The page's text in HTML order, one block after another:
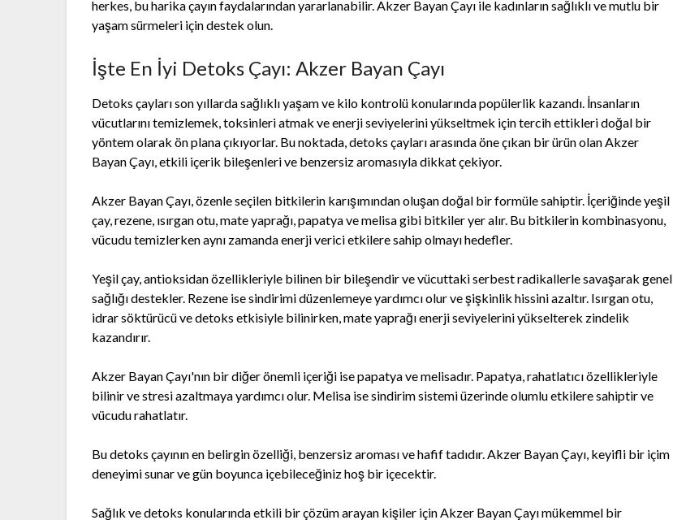
herkes, bu harika çayın faydalarından yararlanabilir. Akzer Bayan Çayı ile kadınların sağlıklı ve mutlu bir
yaşam sürmeleri için destek olun.
İşte En İyi Detoks Çayı: Akzer Bayan Çayı
Detoks çayları son yıllarda sağlıklı yaşam ve kilo kontrolü konularında popülerlik kazandı. İnsanların
vücutlarını temizlemek, toksinleri atmak ve enerji seviyelerini yükseltmek için tercih ettikleri doğal bir
yöntem olarak ön plana çıkıyorlar. Bu noktada, detoks çayları arasında öne çıkan bir ürün olan Akzer
Bayan Çayı, etkili içerik bileşenleri ve benzersiz aromasıyla dikkat çekiyor.
Akzer Bayan Çayı, özenle seçilen bitkilerin karışımından oluşan doğal bir formüle sahiptir. İçeriğinde yeşil
çay, rezene, ısırgan otu, mate yaprağı, papatya ve melisa gibi bitkiler yer alır. Bu bitkilerin kombinasyonu,
vücudu temizlerken aynı zamanda enerji verici etkilere sahip olmayı hedefler.
Yeşil çay, antioksidan özellikleriyle bilinen bir bileşendir ve vücuttaki serbest radikallerle savaşarak genel
sağlığı destekler. Rezene ise sindirimi düzenlemeye yardımcı olur ve şişkinlik hissini azaltır. Isırgan otu,
idrar söktürücü ve detoks etkisiyle bilinirken, mate yaprağı enerji seviyelerini yükselterek zindelik
kazandırır.
Akzer Bayan Çayı'nın bir diğer önemli içeriği ise papatya ve melisadır. Papatya, rahatlatıcı özellikleriyle
bilinir ve stresi azaltmaya yardımcı olur. Melisa ise sindirim sistemi üzerinde olumlu etkilere sahiptir ve
vücudu rahatlatır.
Bu detoks çayının en belirgin özelliği, benzersiz aroması ve hafif tadıdır. Akzer Bayan Çayı, keyifli bir içim
deneyimi sunar ve gün boyunca içebileceğiniz hoş bir içecektir.
Sağlık ve detoks konularında etkili bir çözüm arayan kişiler için Akzer Bayan Çayı mükemmel bir